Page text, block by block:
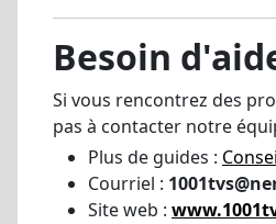
Besoin
Si vous rencontrez des
pas à contacter notre
Plus de guides :
Courriel :
Site web :